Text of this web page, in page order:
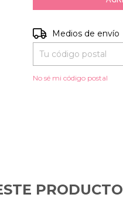
Entregas para el CP:
Medios de envío
No sé mi código postal
PRODUCTO